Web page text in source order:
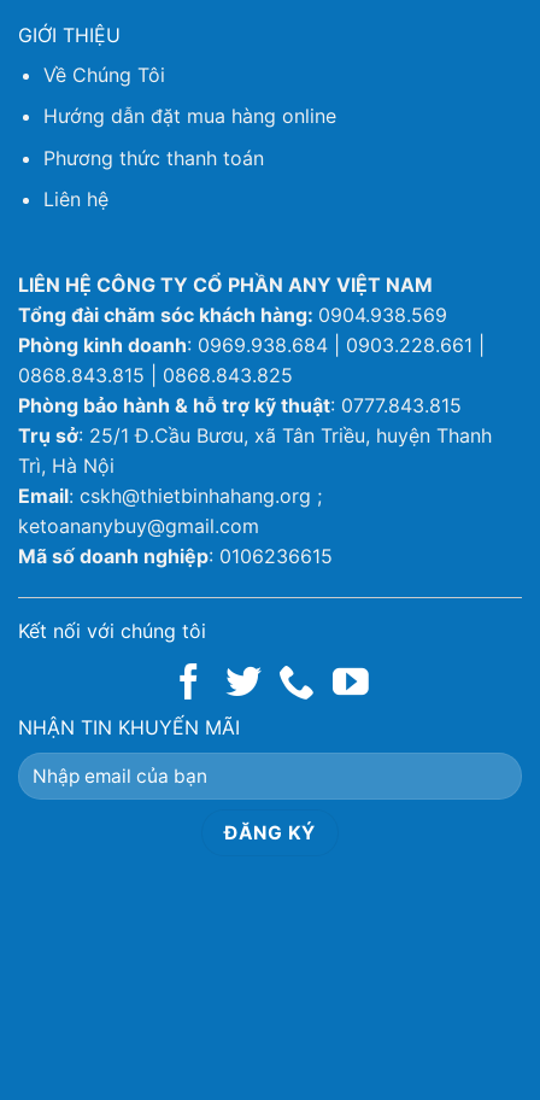
GIỚI THIỆU
Về Chúng Tôi
Hướng dẫn đặt mua hàng online
Phương thức thanh toán
Liên hệ
LIÊN HỆ CÔNG TY CỔ PHẦN ANY VIỆT NAM
Tổng đài chăm sóc khách hàng: 0904.938.569
Phòng kinh doanh: 0969.938.684 | 0903.228.661 |
0868.843.815 | 0868.843.825
Phòng bảo hành & hỗ trợ kỹ thuật: 0777.843.815
Trụ sở: 25/1 Đ.Cầu Bươu, xã Tân Triều, huyện Thanh
Trì, Hà Nội
Email: cskh@thietbinhahang.org ;
ketoananybuy@gmail.com
Mã số doanh nghiệp: 0106236615
Kết nối với chúng tôi
NHẬN TIN KHUYẾN MÃI